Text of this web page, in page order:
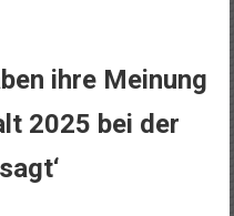
ihre Meinung
2025 bei der